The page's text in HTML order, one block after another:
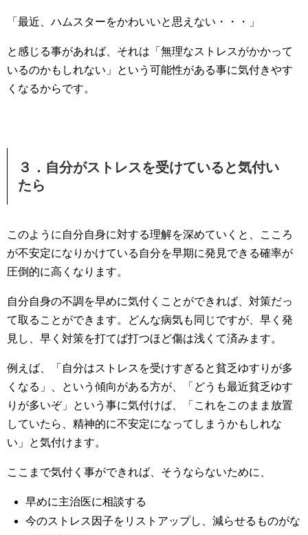
「最近、ハムスターをかわいいと思えない・・・」
と感じる事があれば、それは「無理なストレスがかかって
いるのかもしれない」という可能性がある事に気付きやす
くなるからです。
３．自分がストレスを受けていると気付い
たら
このように自分自身に対する理解を深めていくと、こころ
が不安定になりかけている自分を早期に発見できる確率が
圧倒的に高くなります。
自分自身の不調を早めに気付くことができれば、対策だっ
て取ることができます。どんな病気も同じですが、早く発
見し、早く対策を打てば打つほど傷は浅くて済みます。
例えば、「自分はストレスを受けすぎると貧乏ゆすりが多
くなる」、という傾向がある方が、「どうも最近貧乏ゆす
りが多いぞ」という事に気付けば、「これをこのまま放置
していたら、精神的に不安定になってしまうかもしれな
い」と気付けます。
ここまで気付く事ができれば、そうならないために、
早めに主治医に相談する
今のストレス因子をリストアップし、減らせるものがな